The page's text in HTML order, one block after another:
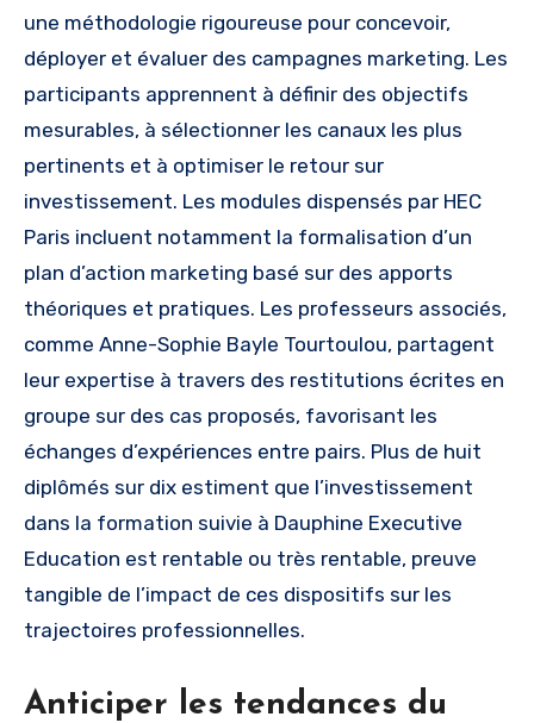
une méthodologie rigoureuse pour concevoir,
déployer et évaluer des campagnes marketing. Les
participants apprennent à définir des objectifs
mesurables, à sélectionner les canaux les plus
pertinents et à optimiser le retour sur
investissement. Les modules dispensés par HEC
Paris incluent notamment la formalisation d’un
plan d’action marketing basé sur des apports
théoriques et pratiques. Les professeurs associés,
comme Anne-Sophie Bayle Tourtoulou, partagent
leur expertise à travers des restitutions écrites en
groupe sur des cas proposés, favorisant les
échanges d’expériences entre pairs. Plus de huit
diplômés sur dix estiment que l’investissement
dans la formation suivie à Dauphine Executive
Education est rentable ou très rentable, preuve
tangible de l’impact de ces dispositifs sur les
trajectoires professionnelles.
Anticiper les tendances du